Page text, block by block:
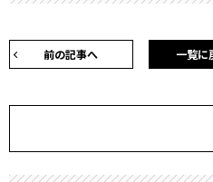
前の記事へ 一覧に